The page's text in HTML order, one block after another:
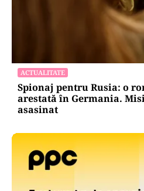
ACTUALITATE
Spionaj pentru Rusia: o
arestată în Germania.
asasinat